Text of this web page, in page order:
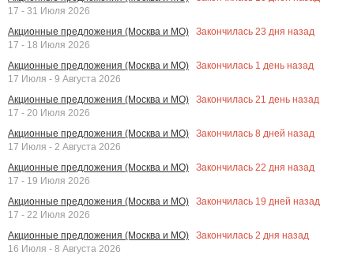
17 - 31 Июля 2026
Акционные предложения (Москва и МО)
Закончилась 23 дня назад
17 - 18 Июля 2026
Акционные предложения (Москва и МО)
Закончилась 1 день назад
17 Июля - 9 Августа 2026
Акционные предложения (Москва и МО)
Закончилась 21 день назад
17 - 20 Июля 2026
Акционные предложения (Москва и МО)
Закончилась 8 дней назад
17 Июля - 2 Августа 2026
Акционные предложения (Москва и МО)
Закончилась 22 дня назад
17 - 19 Июля 2026
Акционные предложения (Москва и МО)
Закончилась 19 дней назад
17 - 22 Июля 2026
Акционные предложения (Москва и МО)
Закончилась 2 дня назад
16 Июля - 8 Августа 2026